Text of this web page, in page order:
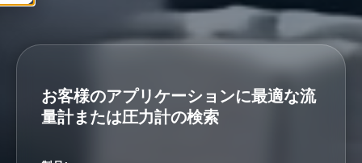
お客様のアプリケーションに最適な流
量計または圧力計の検索